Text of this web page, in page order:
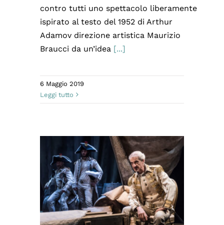
contro tutti uno spettacolo liberamente
ispirato al testo del 1952 di Arthur
Adamov direzione artistica Maurizio
Braucci da un’idea [...]
6 Maggio 2019
Leggi tutto